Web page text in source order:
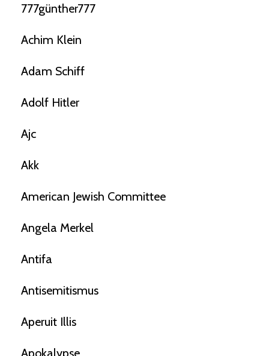
777günther777
Achim Klein
Adam Schiff
Adolf Hitler
Ajc
Akk
American Jewish Committee
Angela Merkel
Antifa
Antisemitismus
Aperuit Illis
Apokalypse